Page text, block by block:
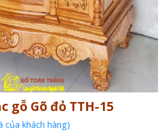
gỗ Gõ đỏ TTH-15
của khách hàng)